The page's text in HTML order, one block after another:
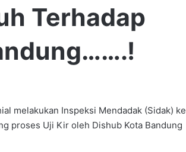
Terhadap
melakukan Inspeksi Mendadak (Sidak) ke
proses Uji Kir oleh Dishub Kota Bandung